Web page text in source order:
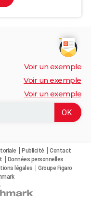
Voir un exemple
Voir un exemple
Voir un exemple
Publicité
Contact
Données personnelles
légales
Groupe Figaro